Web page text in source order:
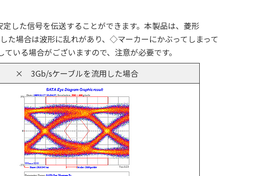
した信号を伝送することができます。本製品は、菱形
た場合は波形に乱れがあり、◇マーカーにかぶってしまって
いる場合がございますので、注意が必要です。
× 3Gb/sケーブルを流用した場合